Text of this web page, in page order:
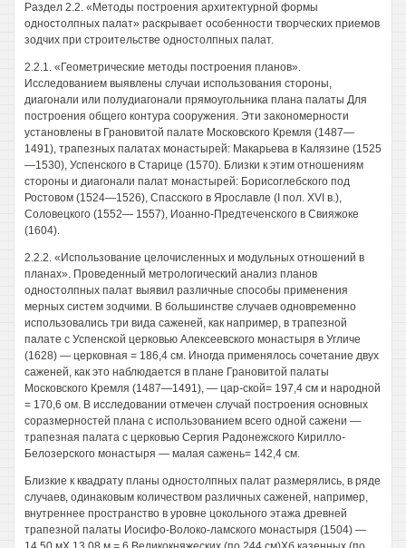
Раздел 2.2. «Методы построения архитектурной формы
одностолпных палат» раскрывает особенности творческих приемов
зодчих при строительстве одностолпных палат.
2.2.1. «Геометрические методы построения планов».
Исследованием выявлены случаи использования стороны,
диагонали или полудиагонали прямоугольника плана палаты Для
построения общего контура сооружения. Эти закономерности
установлены в Грановитой палате Московского Кремля (1487—
1491), трапезных палатах монастырей: Макарьева в Калязине (1525
—1530), Успенского в Старице (1570). Близки к этим отношениям
стороны и диагонали палат монастырей: Борисоглебского под
Ростовом (1524—1526), Спасского в Ярославле (I пол. XVI в.),
Соловецкого (1552— 1557), Иоанно-Предтеченского в Свияжоке
(1604).
2.2.2. «Использование целочисленных и модульных отношений в
планах». Проведенный метрологический анализ планов
одностолпных палат выявил различные способы применения
мерных систем зодчими. В большинстве случаев одновременно
использовались три вида саженей, как например, в трапезной
палате с Успенской церковью Алексеевского монастыря в Угличе
(1628) — церковная = 186,4 см. Иногда применялось сочетание двух
саженей, как это наблюдается в плане Грановитой палаты
Московского Кремля (1487—1491), — цар-ской= 197,4 см и народной
= 170,6 ом. В исследовании отмечен случай построения основных
соразмерностей плана с использованием всего одной сажени —
трапезная палата с церковью Сергия Радонежского Кирилло-
Белозерского монастыря — малая сажень= 142,4 см.
Близкие к квадрату планы одностолпных палат размерялись, в ряде
случаев, одинаковым количеством различных саженей, например,
внутреннее пространство в уровне цокольного этажа древней
трапезной палаты Иосифо-Волоко-ламского монастыря (1504) —